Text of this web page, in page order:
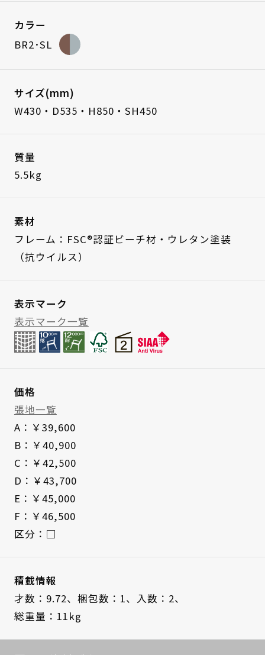
カラー
BR2･SL
サイズ(mm)
W430・D535・H850・SH450
質量
5.5kg
素材
フレーム：FSC®認証ビーチ材・ウレタン塗装
（抗ウイルス）
表示マーク
表示マーク一覧
価格
張地一覧
A：￥39,600
B：￥40,900
C：￥42,500
D：￥43,700
E：￥45,000
F：￥46,500
区分：□
積載情報
才数：9.72、 梱包数：1、 入数：2、
総重量：11kg